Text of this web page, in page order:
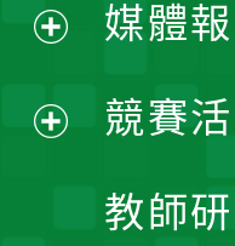
媒體
競賽
教師
開